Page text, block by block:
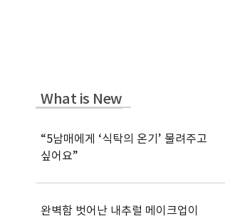
What is New
“5남매에게 ‘식탁의 온기’ 물려주고
싶어요”
완벽함 벗어난 내추럴 메이크업이